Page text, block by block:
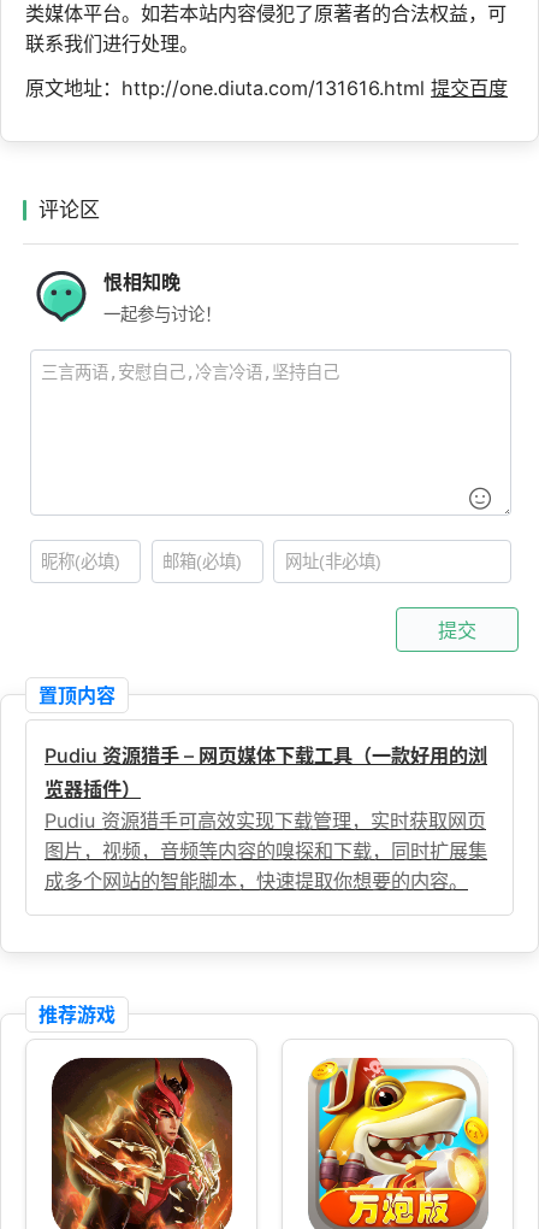
类媒体平台。如若本站内容侵犯了原著者的合法权益，可
联系我们进行处理。
原文地址：http://one.diuta.com/131616.html 提交百度
评论区
恨相知晚
一起参与讨论！
提交
置顶内容
Pudiu 资源猎手 – 网页媒体下载工具（一款好用的浏
览器插件）
Pudiu 资源猎手可高效实现下载管理，实时获取网页
图片，视频，音频等内容的嗅探和下载，同时扩展集
成多个网站的智能脚本，快速提取你想要的内容。
推荐游戏